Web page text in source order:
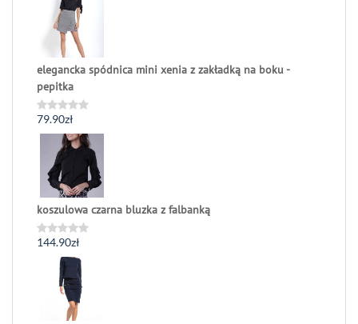
elegancka spódnica mini xenia z zakładką na boku -
pepitka
Oceniono
0
79.90zł
koszulowa czarna bluzka z falbanką
Oceniono
144.90zł